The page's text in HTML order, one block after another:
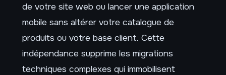
de votre site web ou lancer une application
mobile sans altérer votre catalogue de
produits ou votre base client. Cette
indépendance supprime les migrations
techniques complexes qui immobilisent